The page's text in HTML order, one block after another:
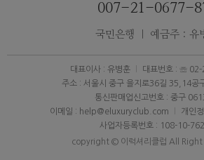
007-21-0677-
국민은행 ｜ 예금주 : 유
대표이사 : 유병훈
대표번호 : ☏
주소 : 서울시 중구 을지로36길 35,14공
통신판매업신고번호 : 중구
이메일 : help@eluxuryclub.com
개인
사업자등록번호 : 108-10-
copyright © 이럭셔리클럽 All Right